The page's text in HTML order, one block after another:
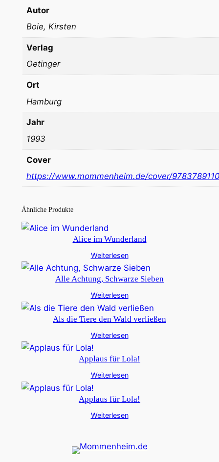
Autor
Boie, Kirsten
Verlag
Oetinger
Ort
Hamburg
Jahr
1993
Cover
https://www.mommenheim.de/cover/
Ähnliche Produkte
Alice im Wunderland
Weiterlesen
Alle Achtung, Schwarze Sieben
Weiterlesen
Als die Tiere den Wald verließen
Weiterlesen
Applaus für Lola!
Weiterlesen
Applaus für Lola!
Weiterlesen